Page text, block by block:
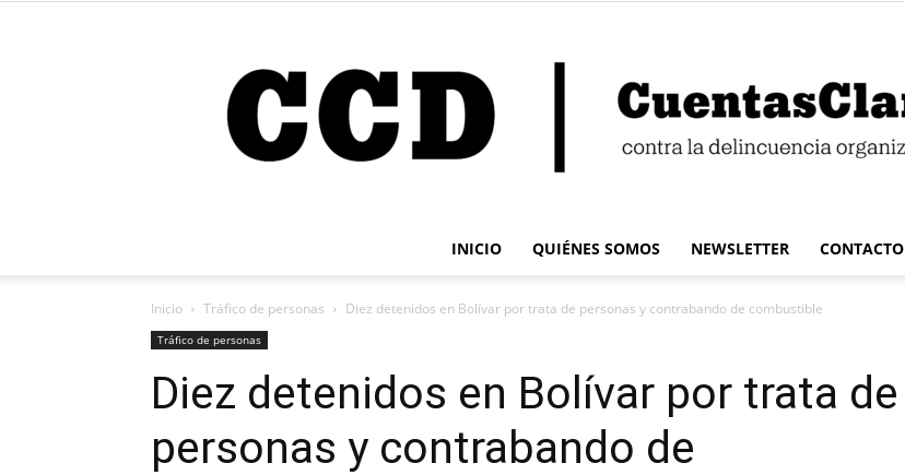
INICIO QUIÉNES SOMOS NEWSLETTER CONTACTO
Inicio Tráfico de personas Diez detenidos en Bolívar por trata de personas y contrabando de combustible
Tráfico de personas
Diez detenidos en Bolívar por trata de
personas y contrabando de